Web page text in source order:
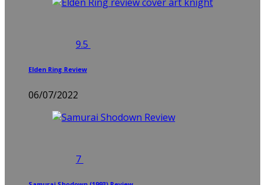
9.5
Elden Ring Review
06/07/2022
7